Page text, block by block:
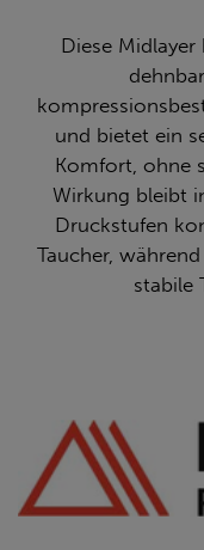
Diese
und bietet ein
Komfort, ohne
Wirkung bleibt
Druckstufen
Taucher,
stabile